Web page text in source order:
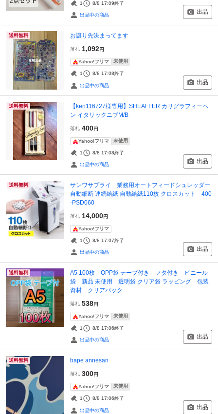
1 8/8 17:09終了
出品中の商品 出品
送料無料 お譲り先決まってます
落札 1,092円
Yahoo!フリマ 未使用
1 8/8 17:08終了
出品中の商品 出品
送料無料
【ken116727様専用】SHEAFFER カリグラフィーペ
ン イタリックニブM/B
落札 400円
Yahoo!フリマ 未使用
1 8/8 17:08終了
出品中の商品 出品
送料無料
サンワサプライ 業務用オートフィードシュレッダー
自動細断 連続給紙 自動給紙110枚 クロスカット 400
-PSD060
落札 14,000円
Yahoo!フリマ
1 8/8 17:07終了
出品中の商品 出品
送料無料
A5 100枚 OPP袋 テープ付き フタ付き ビニール
袋 新品 未使用 透明袋 クリア袋 ラッピング 包装
資材 クリアパック
落札 538円
Yahoo!フリマ 未使用
1 8/8 17:06終了
出品中の商品 出品
送料無料 bape annesan
落札 300円
Yahoo!フリマ 未使用
1 8/8 17:06終了
出品中の商品 出品